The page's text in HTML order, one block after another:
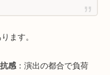
ます。
感 ：演出の都合で負荷